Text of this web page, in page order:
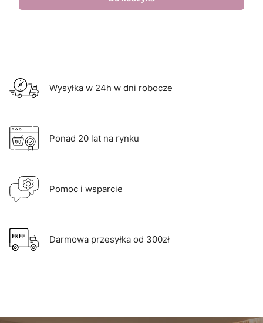
Wysyłka w 24h w dni robocze
Ponad 20 lat na rynku
Pomoc i wsparcie
Darmowa przesyłka od 300zł